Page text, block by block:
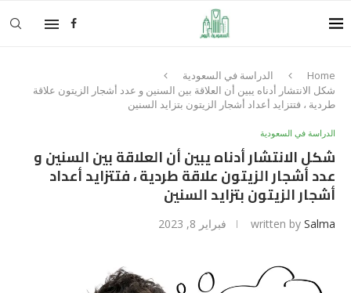
Home
الدراسة في السعودية
شكل الانتشار أدناه يبين أن العلاقة بين السنين و عدد أشجار الزيتون علاقة
طردية ، فتتزايد أعداد أشجار الزيتون بتزايد السنين
الدراسة في السعودية
شكل الانتشار أدناه يبين أن العلاقة بين السنين و
عدد أشجار الزيتون علاقة طردية ، فتتزايد أعداد
أشجار الزيتون بتزايد السنين
written by Salma فبراير 8, 2023